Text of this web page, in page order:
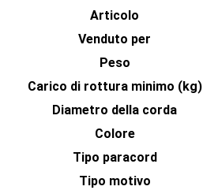
Articolo
Venduto per
Peso
Carico di rottura minimo (kg)
Diametro della corda
Colore
Tipo paracord
Tipo motivo